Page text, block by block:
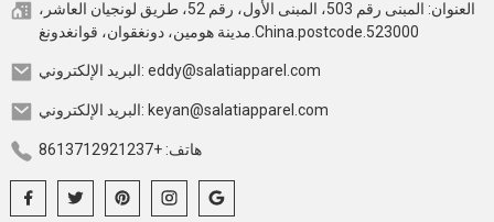
العنوان: المبنى رقم 503، المبنى الأول، رقم 52، طريق لونجيان العاشر،
مدينة هومين، دونغقوان، قوانغدونغ.China.postcode.523000
البريد الإلكتروني: eddy@salatiapparel.com
البريد الإلكتروني: keyan@salatiapparel.com
هاتف: +8613712921237